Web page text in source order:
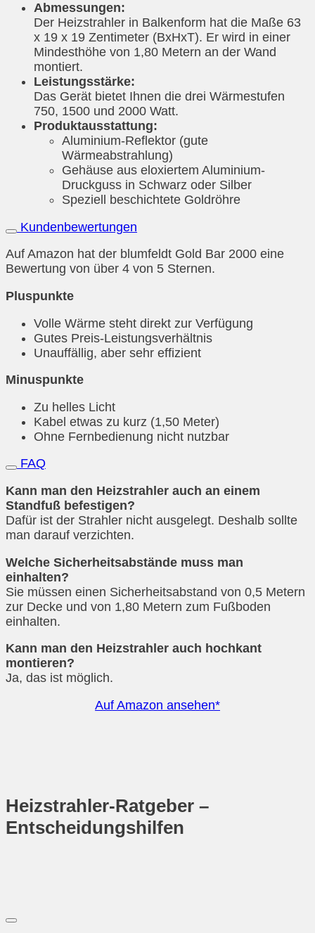
Abmessungen:
Der Heizstrahler in Balkenform hat die Maße 63
x 19 x 19 Zentimeter (BxHxT). Er wird in einer
Mindesthöhe von 1,80 Metern an der Wand
montiert.
Leistungsstärke:
Das Gerät bietet Ihnen die drei Wärmestufen
750, 1500 und 2000 Watt.
Produktausstattung:
Aluminium-Reflektor (gute
Wärmeabstrahlung)
Gehäuse aus eloxiertem Aluminium-
Druckguss in Schwarz oder Silber
Speziell beschichtete Goldröhre
Kundenbewertungen
Auf Amazon hat der blumfeldt Gold Bar 2000 eine
Bewertung von über 4 von 5 Sternen.
Pluspunkte
Volle Wärme steht direkt zur Verfügung
Gutes Preis-Leistungsverhältnis
Unauffällig, aber sehr effizient
Minuspunkte
Zu helles Licht
Kabel etwas zu kurz (1,50 Meter)
Ohne Fernbedienung nicht nutzbar
FAQ
Kann man den Heizstrahler auch an einem
Standfuß befestigen?
Dafür ist der Strahler nicht ausgelegt. Deshalb sollte
man darauf verzichten.
Welche Sicherheitsabstände muss man
einhalten?
Sie müssen einen Sicherheitsabstand von 0,5 Metern
zur Decke und von 1,80 Metern zum Fußboden
einhalten.
Kann man den Heizstrahler auch hochkant
montieren?
Ja, das ist möglich.
Auf Amazon ansehen*
Heizstrahler-Ratgeber –
Entscheidungshilfen